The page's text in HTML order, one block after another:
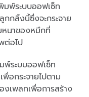
มพ์ระบบออฟเซ็ท
กลิ้งนี้ซึ่งจะกระจาย
นาของหมึกที่
ต่อไป
พ์ระบบออฟเซ็ท
อกระจายไปตาม
เพลทเพื่อการสร้าง